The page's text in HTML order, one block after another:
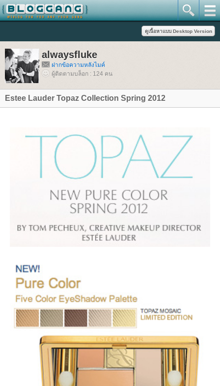
alwaysfluke
ฝากข้อความหลังไมค์
ผู้ติดตามบล็อก : 124 คน
Estee Lauder Topaz Collection Spring 2012